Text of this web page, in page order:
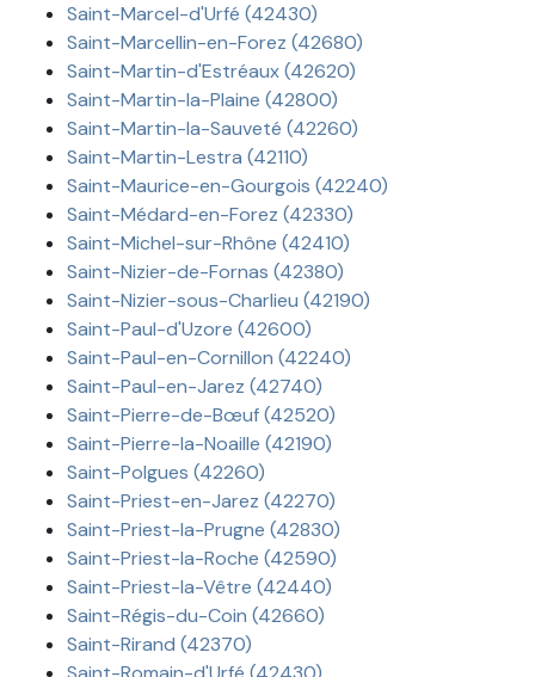
Saint-Marcel-d'Urfé (42430)
Saint-Marcellin-en-Forez (42680)
Saint-Martin-d'Estréaux (42620)
Saint-Martin-la-Plaine (42800)
Saint-Martin-la-Sauveté (42260)
Saint-Martin-Lestra (42110)
Saint-Maurice-en-Gourgois (42240)
Saint-Médard-en-Forez (42330)
Saint-Michel-sur-Rhône (42410)
Saint-Nizier-de-Fornas (42380)
Saint-Nizier-sous-Charlieu (42190)
Saint-Paul-d'Uzore (42600)
Saint-Paul-en-Cornillon (42240)
Saint-Paul-en-Jarez (42740)
Saint-Pierre-de-Bœuf (42520)
Saint-Pierre-la-Noaille (42190)
Saint-Polgues (42260)
Saint-Priest-en-Jarez (42270)
Saint-Priest-la-Prugne (42830)
Saint-Priest-la-Roche (42590)
Saint-Priest-la-Vêtre (42440)
Saint-Régis-du-Coin (42660)
Saint-Rirand (42370)